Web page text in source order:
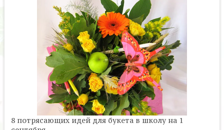
8 потрясающих идей для букета в школу на 1